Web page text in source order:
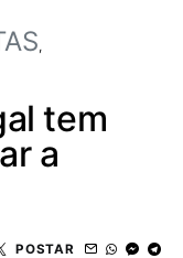
tem
a
POSTAR